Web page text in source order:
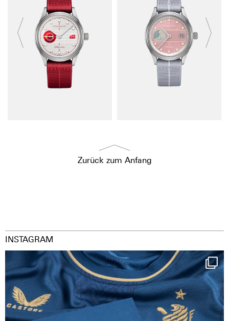
Zurück zum Anfang
INSTAGRAM
Happy Birthday FCZ
130 years filled ...
126
3